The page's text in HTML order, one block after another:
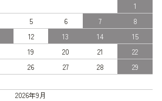
1
5 6 7
8
12 13 14
15
19 20 21
22
26 27 28
29
2026年9月